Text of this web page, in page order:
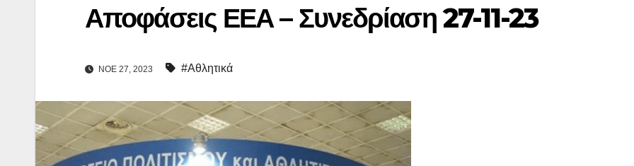
Αποφάσεις ΕΕΑ – Συνεδρίαση 27-11-23
ΝΟΈ 27, 2023 #Αθλητικά